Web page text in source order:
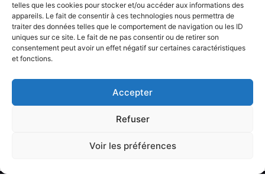
telles que les cookies pour stocker et/ou accéder aux informations des
appareils. Le fait de consentir à ces technologies nous permettra de
traiter des données telles que le comportement de navigation ou les ID
uniques sur ce site. Le fait de ne pas consentir ou de retirer son
consentement peut avoir un effet négatif sur certaines caractéristiques
et fonctions.
Accepter
Refuser
Voir les préférences
exhaustive) : Bosch Security, Siemens, Aritech, Risco,
GE Security, Honeywell, Seriee, Detection Systems,
Avtech…